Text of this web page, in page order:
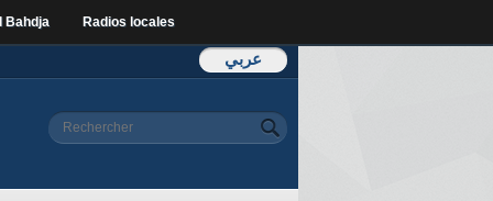
Bahdja Radios locales
عربي
Formulaire de
Rechercher